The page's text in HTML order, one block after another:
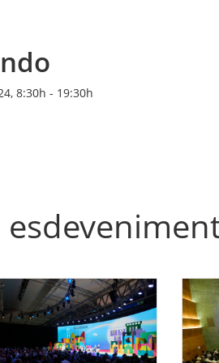
8:30h - 19:30h